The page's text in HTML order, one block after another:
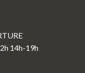
14h-19h